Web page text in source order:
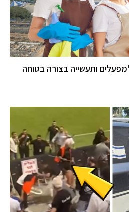
ותעשייה בצורה בטוחה